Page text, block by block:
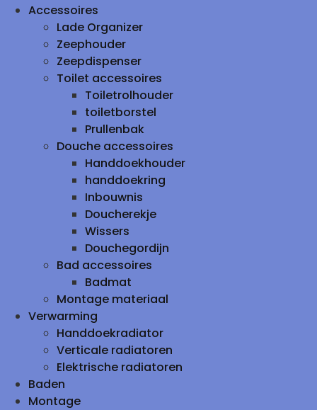
Accessoires
Lade Organizer
Zeephouder
Zeepdispenser
Toilet accessoires
Toiletrolhouder
toiletborstel
Prullenbak
Douche accessoires
Handdoekhouder
handdoekring
Inbouwnis
Doucherekje
Wissers
Douchegordijn
Bad accessoires
Badmat
Montage materiaal
Verwarming
Handdoekradiator
Verticale radiatoren
Elektrische radiatoren
Baden
Montage